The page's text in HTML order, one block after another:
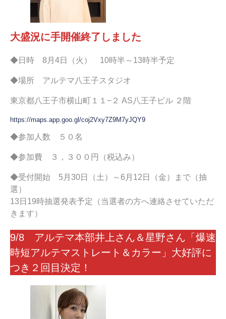
大盛況に手開催終了しました
◆日時 8月4日（火） 10時半～13時半予定
◆場所 アルテマ八王子スタジオ
東京都八王子市横山町１１−２ AS八王子ビル ２階
https://maps.app.goo.gl/coj2Vxy7Z9M7yJQY9
◆参加人数 ５０名
◆参加費 ３，３００円（税込み）
◆受付開始 5月30日（土）～6月12日（金）まで（抽
選）
13日19時抽選発表予定（当選者の方へ連絡させていただ
きます）
9/8 アルテマ本部井上さん＆星野さん「爆速
時短アルテマストレート＆カラー」大好評に
つき２回目決定！